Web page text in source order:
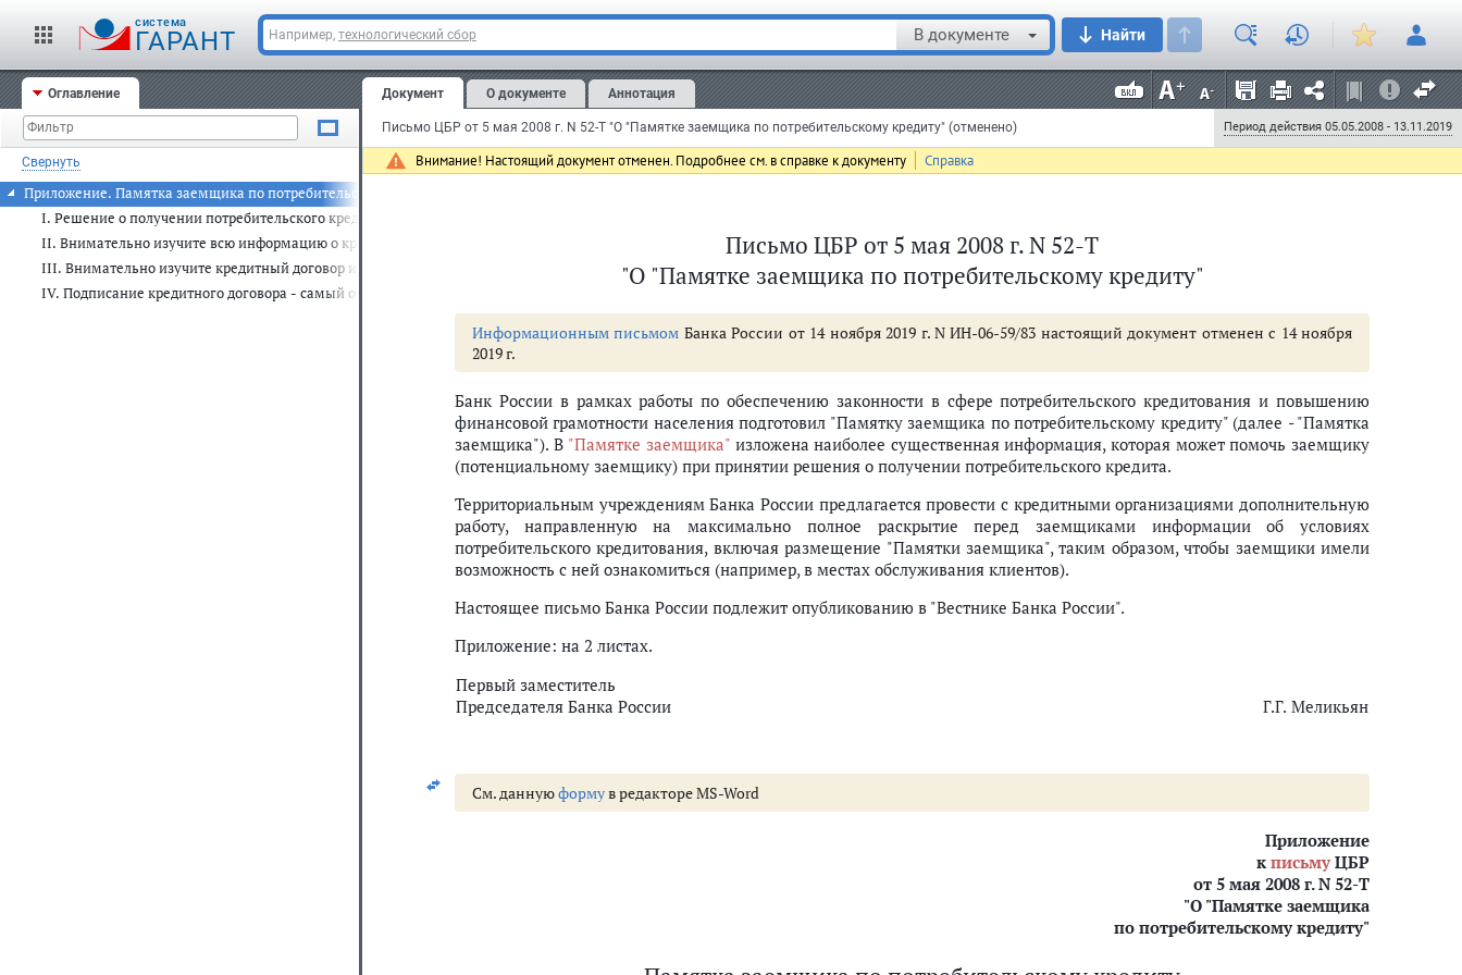
cистема
ГАРАНТ Например, технологический сбор В документе Найти
Оглавление
Свернуть
Приложение. Памятка заемщика по потребительскому кредиту
I. Решение о получении потребительского кредита - ответственное решение
II. Внимательно изучите всю информацию о кредите и условиях его обслуживания (погашения)
III. Внимательно изучите кредитный договор и другие документы
IV. Подписание кредитного договора - самый ответственный этап
Документ О документе Аннотация
Письмо ЦБР от 5 мая 2008 г. N 52-Т "О "Памятке заемщика по потребительскому кредиту" (отменено) Период действия 05.05.2008 - 13.11.2019
Внимание! Настоящий документ отменен. Подробнее см. в справке к документу Справка
Письмо ЦБР от 5 мая 2008 г. N 52-Т
"О "Памятке заемщика по потребительскому кредиту"
Информационным письмом Банка России от 14 ноября 2019 г. N ИН-06-59/83 настоящий документ отменен с 14 ноября
2019 г.
Банк России в рамках работы по обеспечению законности в сфере потребительского кредитования и повышению
финансовой грамотности населения подготовил "Памятку заемщика по потребительскому кредиту" (далее - "Памятка
заемщика"). В "Памятке заемщика"изложена наиболее существенная информация, которая может помочь заемщику
(потенциальному заемщику) при принятии решения о получении потребительского кредита.
Территориальным учреждениям Банка России предлагается провести с кредитными организациями дополнительную
работу, направленную на максимально полное раскрытие перед заемщиками информации об условиях
потребительского кредитования, включая размещение "Памятки заемщика", таким образом, чтобы заемщики имели
возможность с ней ознакомиться (например, в местах обслуживания клиентов).
Настоящее письмо Банка России подлежит опубликованию в "Вестнике Банка России".
Приложение: на 2 листах.
Первый заместитель
Председателя Банка России
Г.Г. Меликьян
См. даннуюформув редакторе MS-Word
Приложение
к письмуЦБР
от 5 мая 2008 г. N 52-Т
"О "Памятке заемщика
по потребительскому кредиту"